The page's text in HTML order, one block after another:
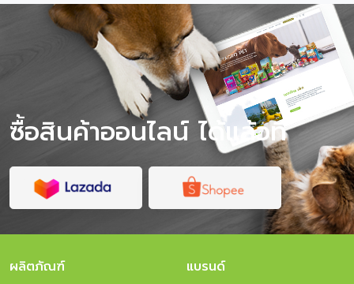
ทริป แมวของคุณเหมาะกับการเที่ยวไหม? พาแมวไปเที่ยว
ต้องเตรียมอะไรบ้าง? วิธีฝึกแมวให้คุ้นกับกระเป๋าเดินทางก่อน
วันจริง ระหว่างเดินทางด้วยรถยนต์ ต้องดูแลแมวยังไง?
ควรให้อาหารแมวก่อนเดินทางไหม? ถึงที่พักแล้วควรทำ
อย่างไรให้แมวปรับตัวเร็ว? พาแมวไปเที่ยว vs ฝากเลี้ยง แบบ
ไหนดีกว่า? โภชนาการระหว่างทริป สำคัญกว่าที่คิด ข้อควร
ระวังเมื่อพาแมวไปเที่ยว สรุป พาแมว […]
ซื้อสินค้าออนไลน์ ได้แล้วที่
ผลิตภัณฑ์ แบรนด์